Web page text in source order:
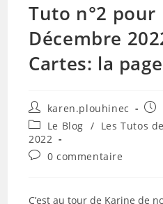
Tuto n°2 pour
Décembre
Cartes: la
Auteur/autrice
de
la
publication :
karen.plouhinec
Post
category:
Le Blog / Les Tutos
2022
Commentaires
publication :
0 commentaire
C’est au tour de Karine de